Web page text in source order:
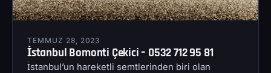
TEMMUZ 28, 2023
İstanbul Bomonti Çekici – 0532 712 95 81
İstanbul’un hareketli semtlerinden biri olan